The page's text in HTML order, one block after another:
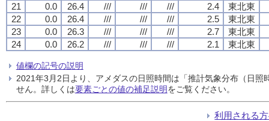
21
0.0 26.4 /// /// /// 2.4
東北東
22
0.0 26.4 /// /// /// 2.5
東北東
23
0.0 26.3 /// /// /// 2.7
東北東
24
0.0 26.2 /// /// /// 2.1 東北東
値欄の記号の説明
2021年3月2日より、アメダスの日照時間は「推計気象分布（日
せん。詳しくは要素ごとの値の補足説明をご覧ください。
利用される